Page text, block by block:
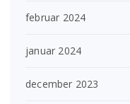
februar 2024
januar 2024
december 2023